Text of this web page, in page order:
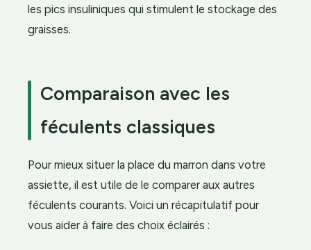
les pics insuliniques qui stimulent le stockage des
graisses.
Comparaison avec les
féculents classiques
Pour mieux situer la place du marron dans votre
assiette, il est utile de le comparer aux autres
féculents courants. Voici un récapitulatif pour
vous aider à faire des choix éclairés :